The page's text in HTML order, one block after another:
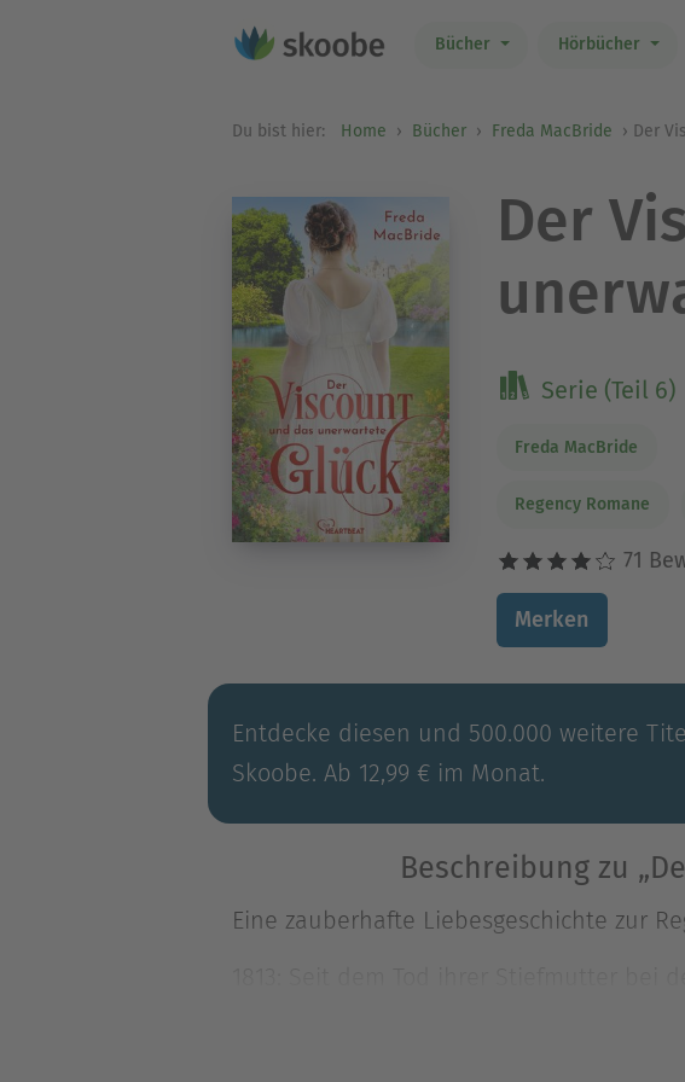
Bücher Hörbücher
Du bist hier: Home Bücher Freda MacBride Der
Der
Serie (Teil 6)
Freda MacBride
Regency Romane
71
Merken
Entdecke diesen und 500.000 weitere
Skoobe. Ab 12,99 € im Monat.
Beschreibung zu
Eine zauberhafte Liebesgeschichte zur
Eine zauberhafte Liebesgeschichte zur